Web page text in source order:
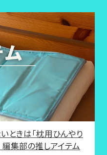
ときは「枕用ひんやり
編集部の推しアイテム